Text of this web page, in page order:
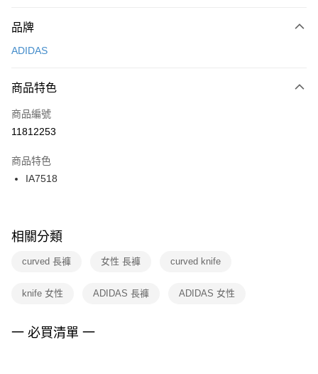
台灣樂天信用卡公司
【關於「AFTEE先享後付」】
便利好安心！
３．安心：先確認商品／服務後，再付款。
【「AFTEE先享後付」結帳流程】
１．於結帳方式選擇「AFTEE先享後付」後，將跳轉至「AFTEE先享後付」
２．訂單成立數日內，您將收到繳費通知簡訊。
３．收到繳費通知簡訊後14天內，點擊此簡訊中的連結，可透過四大超商／
ATM／網路銀行／等多元方式進行付款，方視為交易完成。
※ 交易是否成功請以「AFTEE先享後付 」之結帳頁面顯示為準，若有關於
是否繳費成功／繳費後需取消欲退款等相關疑問，請聯繫「AFTEE先享後付
客戶支援中心」
https://netprotections.freshdesk.com/support/home
１．透過由恩沛科技股份有限公司提供之「AFTEE先享後付」服務完成之交
２．關於個人資料處理事宜，請瀏覽以下網址：
運送方式
每筆NT$100，滿NT$1,500(含以上)免運費
宅配
每筆NT$100，滿NT$1,500(含以上)免運費
付款後門市自取
每筆NT$100，滿NT$1,500(含以上)免運費
品牌
ADIDAS
商品特色
商品編號
11812253
商品特色
IA7518
相關分類
curved 長褲 女性 長褲 curved knife
knife 女性 ADIDAS 長褲 ADIDAS 女性
一 必買清單 一